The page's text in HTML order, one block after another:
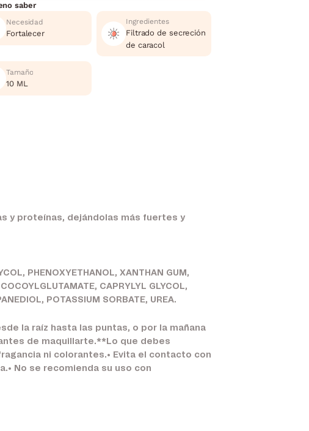
saber
Necesidad
Fortalecer
Ingredientes
Filtrado de secreción
de caracol
Tamaño
10 ML
y proteínas, dejándolas más fuertes y
PHENOXYETHANOL, XANTHAN GUM,
CAPRYLYL GLYCOL,
POTASSIUM SORBATE, UREA.
la raíz hasta las puntas, o por la mañana
de maquillarte.**Lo que debes
ni colorantes.• Evita el contacto con
No se recomienda su uso con